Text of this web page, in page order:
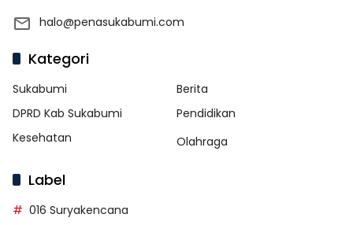
halo@penasukabumi.com
Kategori
Sukabumi
Berita
DPRD Kab Sukabumi
Pendidikan
Kesehatan
Olahraga
Label
016 Suryakencana